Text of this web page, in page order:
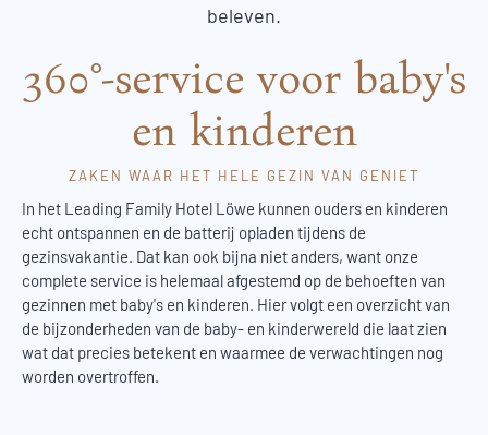
beleven.
360°-service voor baby's
en kinderen
ZAKEN WAAR HET HELE GEZIN VAN GENIET
In het Leading Family Hotel Löwe kunnen ouders en kinderen
echt ontspannen en de batterij opladen tijdens de
gezinsvakantie. Dat kan ook bijna niet anders, want onze
complete service is helemaal afgestemd op de behoeften van
gezinnen met baby's en kinderen. Hier volgt een overzicht van
de bijzonderheden van de baby- en kinderwereld die laat zien
wat dat precies betekent en waarmee de verwachtingen nog
worden overtroffen.